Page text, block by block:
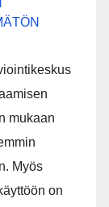
mukaan
Myös
on